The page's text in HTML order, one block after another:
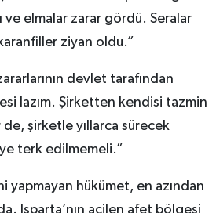
ve elmalar zarar gördü. Seralar
ziyan oldu.”
devlet tarafından
lazım. Şirketten kendisi tazmin
şirketle yıllarca sürecek
terk edilmemeli.”
yapmayan hükümet, en azından
Isparta’nın acilen afet bölgesi